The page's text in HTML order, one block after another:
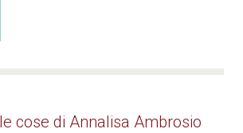
cose di Annalisa Ambrosio